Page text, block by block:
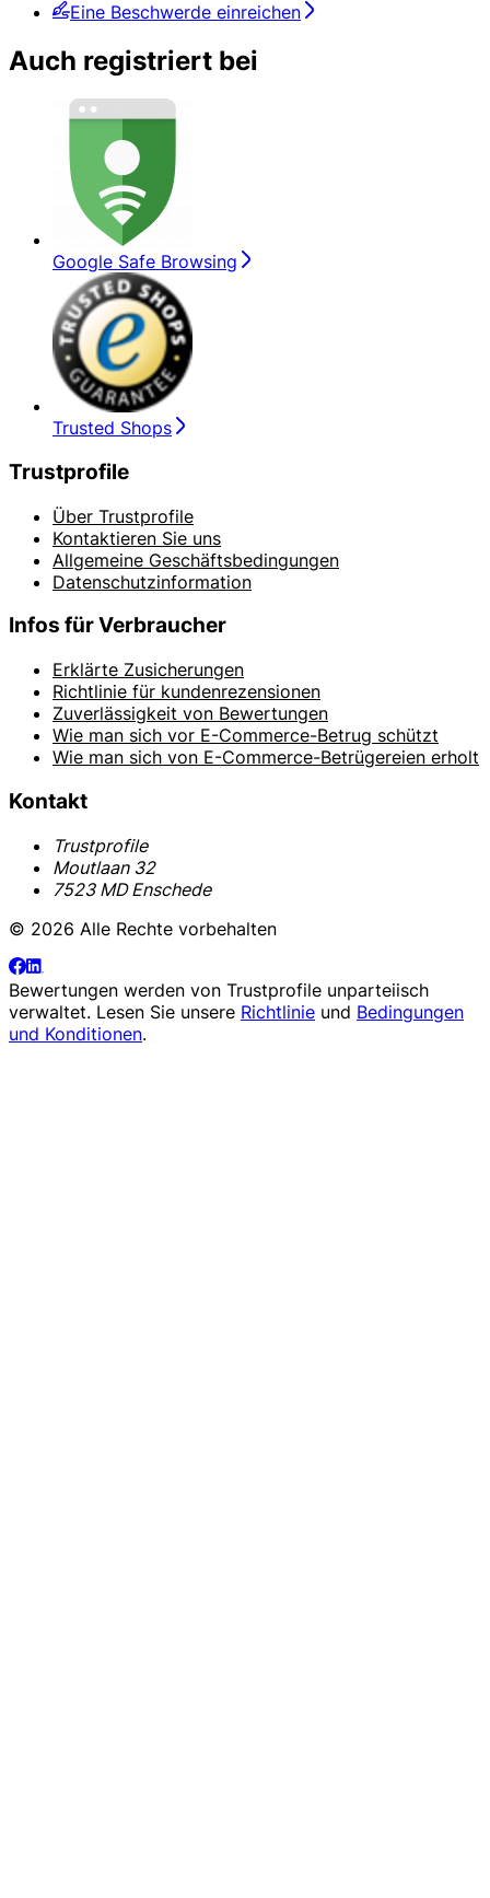
Eine Beschwerde einreichen
Auch registriert bei
Google Safe Browsing
Trusted Shops
Trustprofile
Über Trustprofile
Kontaktieren Sie uns
Allgemeine Geschäftsbedingungen
Datenschutzinformation
Infos für Verbraucher
Erklärte Zusicherungen
Richtlinie für kundenrezensionen
Zuverlässigkeit von Bewertungen
Wie man sich vor E-Commerce-Betrug schützt
Wie man sich von E-Commerce-Betrügereien erholt
Kontakt
Trustprofile
Moutlaan 32
7523 MD Enschede
© 2026 Alle Rechte vorbehalten
Bewertungen werden von Trustprofile unparteiisch
verwaltet. Lesen Sie unsere Richtlinie und Bedingungen
und Konditionen.